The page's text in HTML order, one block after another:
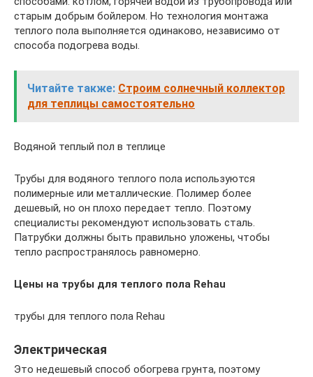
старым добрым бойлером. Но технология монтажа
теплого пола выполняется одинаково, независимо от
способа подогрева воды.
Читайте также: Строим солнечный коллектор
для теплицы самостоятельно
Водяной теплый пол в теплице
Трубы для водяного теплого пола используются
полимерные или металлические. Полимер более
дешевый, но он плохо передает тепло. Поэтому
специалисты рекомендуют использовать сталь.
Патрубки должны быть правильно уложены, чтобы
тепло распространялось равномерно.
Цены на трубы для теплого пола Rehau
трубы для теплого пола Rehau
Электрическая
Это недешевый способ обогрева грунта, поэтому